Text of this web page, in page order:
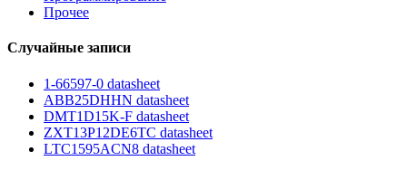
Прочее
Случайные записи
1-66597-0 datasheet
ABB25DHHN datasheet
DMT1D15K-F datasheet
ZXT13P12DE6TC datasheet
LTC1595ACN8 datasheet